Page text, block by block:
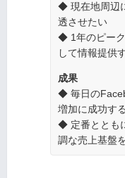
◆ 現在地周辺
透させたい
◆ 1年のピー
して情報提供
成果
◆ 毎日の
増加に成功する
◆ 定番ととも
調な売上基盤